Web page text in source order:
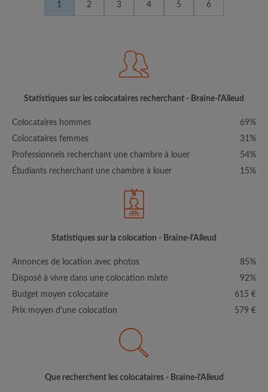
1 2 3 4 5 6
Statistiques sur les colocataires recherchant - Braine-l'Alleud
Colocataires hommes
69%
Colocataires femmes
31%
Professionnels recherchant une chambre à louer
54%
Étudiants recherchant une chambre à louer
15%
Statistiques sur la colocation - Braine-l'Alleud
Annonces de location avec photos
85%
Disposé à vivre dans une colocation mixte
92%
Budget moyen colocataire
615 €
Prix moyen d'une colocation
579 €
Que recherchent les colocataires - Braine-l'Alleud